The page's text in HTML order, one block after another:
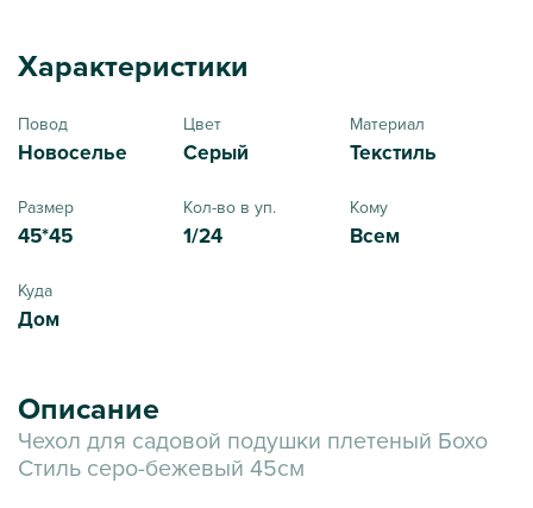
Характеристики
Повод
Новоселье
Цвет
Серый
Материал
Текстиль
Размер
45*45
Кол-во в уп.
1/24
Кому
Всем
Куда
Дом
Описание
Чехол для садовой подушки плетеный Бохо
Стиль серо-бежевый 45см